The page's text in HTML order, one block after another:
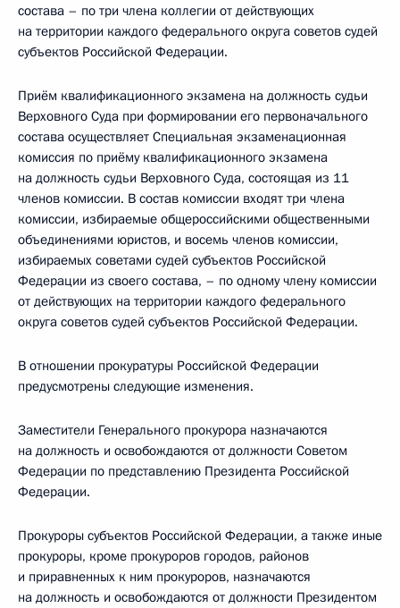
состава – по три члена коллегии от действующих
на территории каждого федерального округа советов судей
субъектов Российской Федерации.
Приём квалификационного экзамена на должность судьи
Верховного Суда при формировании его первоначального
состава осуществляет Специальная экзаменационная
комиссия по приёму квалификационного экзамена
на должность судьи Верховного Суда, состоящая из 11
членов комиссии. В состав комиссии входят три члена
комиссии, избираемые общероссийскими общественными
объединениями юристов, и восемь членов комиссии,
избираемых советами судей субъектов Российской
Федерации из своего состава, – по одному члену комиссии
от действующих на территории каждого федерального
округа советов судей субъектов Российской Федерации.
В отношении прокуратуры Российской Федерации
предусмотрены следующие изменения.
Заместители Генерального прокурора назначаются
на должность и освобождаются от должности Советом
Федерации по представлению Президента Российской
Федерации.
Прокуроры субъектов Российской Федерации, а также иные
прокуроры, кроме прокуроров городов, районов
и приравненных к ним прокуроров, назначаются
на должность и освобождаются от должности Президентом